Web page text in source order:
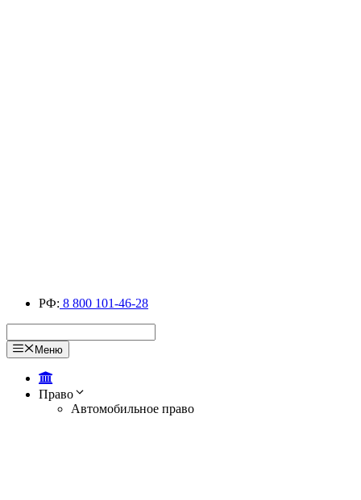
РФ: 8 800 101-46-28
Меню
Право
Автомобильное право